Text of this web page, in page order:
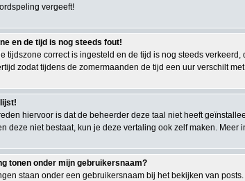
vergeeft!
en de tijd is nog steeds fout!
tijdszone correct is ingesteld en de tijd is nog steeds
zodat tijdens de zomermaanden de tijd een uur verschilt
hiervoor is dat de beheerder deze taal niet heeft
deze niet bestaat, kun je deze vertaling ook zelf maken.
tonen onder mijn gebruikersnaam?
staan onder een gebruikersnaam bij het bekijken van